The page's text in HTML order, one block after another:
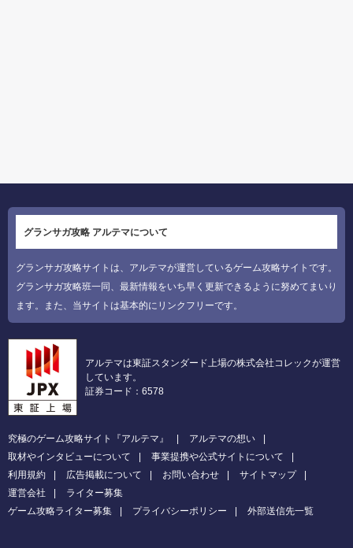
グランサガ攻略 アルテマについて
グランサガ攻略サイトは、アルテマが運営しているゲーム攻略サイトです。
グランサガ攻略班一同、最新情報をいち早く更新できるように努めてまいり
ます。また、当サイトは基本的にリンクフリーです。
アルテマは東証スタンダード上場の株式会社コレックが運営
しています。
証券コード：6578
究極のゲーム攻略サイト『アルテマ』
アルテマの想い
取材やインタビューについて
事業提携や公式サイトについて
利用規約
広告掲載について お問い合わせ
サイトマップ
運営会社
ライター募集
ゲーム攻略ライター募集
プライバシーポリシー 外部送信先一覧